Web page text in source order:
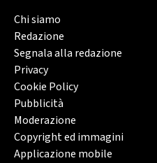
Chi siamo
Redazione
Segnala alla redazione
Privacy
Cookie Policy
Pubblicità
Moderazione
Copyright ed immagini
Applicazione mobile